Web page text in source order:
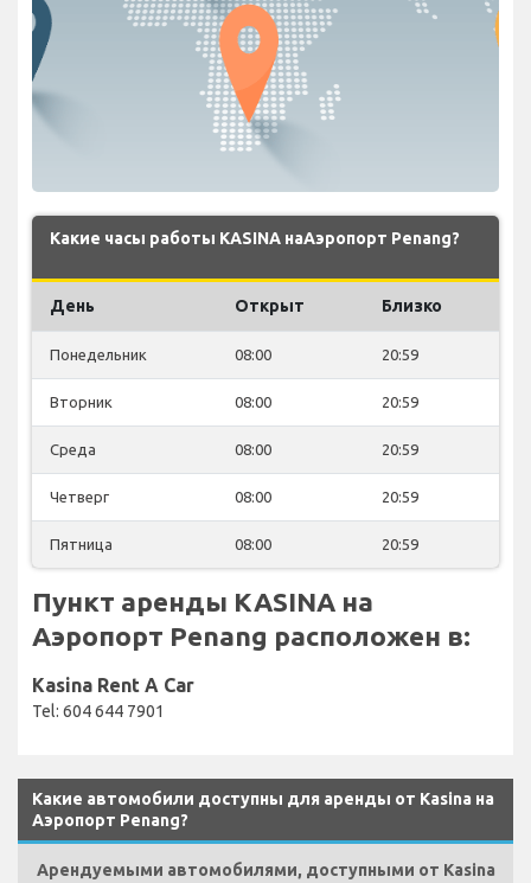
Какие часы работы KASINA наАэропорт Penang?
День Открыт Близко
Понедельник 08:00 20:59
Вторник 08:00 20:59
Среда 08:00 20:59
Четверг 08:00 20:59
Пятница 08:00 20:59
Пункт аренды KASINA на
Аэропорт Penang расположен в:
Kasina Rent A Car
Tel: 604 644 7901
Какие автомобили доступны для аренды от Kasina на
Аэропорт Penang?
Арендуемыми автомобилями, доступными от Kasina